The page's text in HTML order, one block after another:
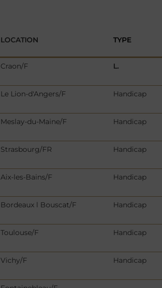
LOCATION TYPE
Craon/F L.
Le Lion-d'Angers/F Handicap
Meslay-du-Maine/F Handicap
Strasbourg/FR Handicap
Aix-les-Bains/F Handicap
Bordeaux l Bouscat/F Handicap
Toulouse/F Handicap
Vichy/F Handicap